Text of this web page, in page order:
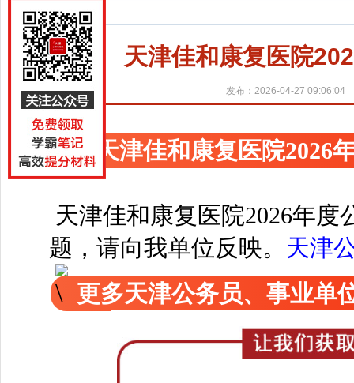
天津佳和康复医院
发布：2026-04-27 09:06:04
天津佳和康复医院2026
天津佳和康复医院2026年度
题，请向我单位反映。 天津
更多天津公务员、事业单